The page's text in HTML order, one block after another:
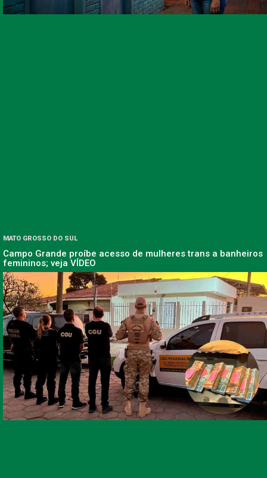
MATO GROSSO DO SUL
Campo Grande proíbe acesso de mulheres trans a banheiros
femininos; veja VÍDEO